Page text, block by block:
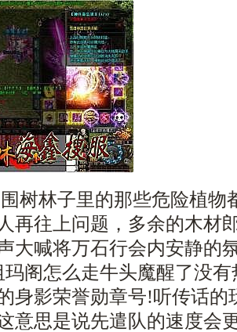
树林子里的那些危险植物
再往上问题，多余的木材
大喊将万石行会内安静的
玛阁怎么走牛头魔醒了没
身影荣誉勋章号!听传话的
意思是说先遣队的速度会